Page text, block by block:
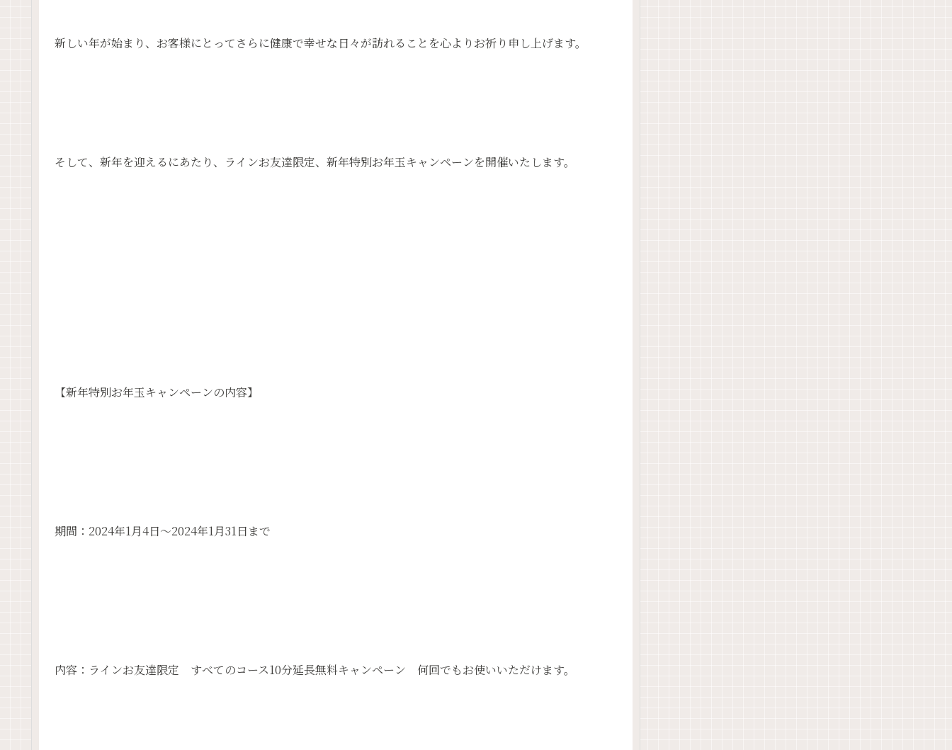
新しい年が始まり、お客様にとってさらに健康で幸せな日々が訪れることを心よりお祈り申し上げます。
そして、新年を迎えるにあたり、ラインお友達限定、新年特別お年玉キャンペーンを開催いたします。
【新年特別お年玉キャンペーンの内容】
期間：2024年1月4日～2024年1月31日まで
内容：ラインお友達限定 すべてのコース10分延長無料キャンペーン 何回でもお使いいただけます。